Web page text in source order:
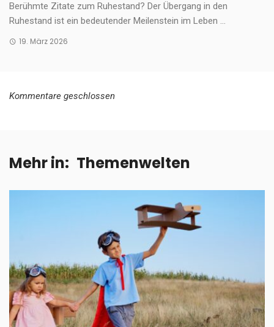
Berühmte Zitate zum Ruhestand? Der Übergang in den
Ruhestand ist ein bedeutender Meilenstein im Leben ...
19. März 2026
Kommentare geschlossen
Mehr in: Themenwelten